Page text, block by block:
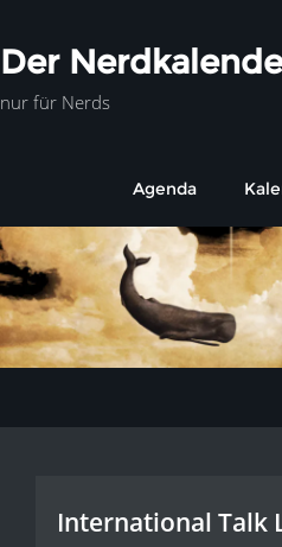
Der
nur für Nerds
Agenda
International Talk